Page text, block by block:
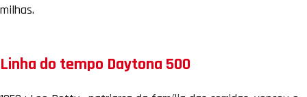
milhas.
Linha do tempo Daytona 500